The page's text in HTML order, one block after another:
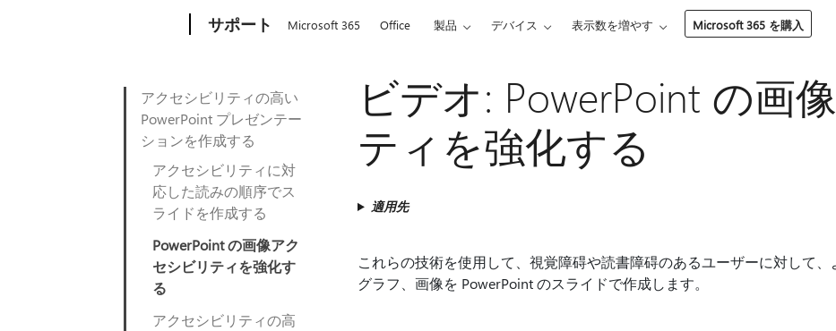
サポート Microsoft 365 Office 製品 デバイス 表示数を増やす Microsoft 365 を購入
アクセシビリティの高い
PowerPoint プレゼンテー
ションを作成する
アクセシビリティに対
応した読みの順序でス
ライドを作成する
PowerPoint の画像アク
セシビリティを強化す
る
アクセシビリティの高
ビデオ: PowerPoint の画
ティを強化する
適用先
これらの技術を使用して、視覚障碍や読書障碍のあるユーザーに対して、
グラフ、画像を PowerPoint のスライドで作成します。